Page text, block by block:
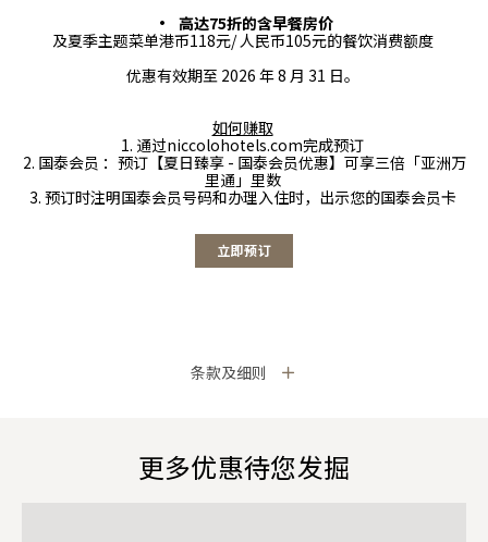
• 高达75折的含早餐房价
及夏季主题菜单港币118元/ 人民币105元的餐饮消费额度
优惠有效期至 2026 年 8 月 31 日。
如何赚取
1. 通过niccolohotels.com完成预订
2. 国泰会员 ：预订【夏日臻享 - 国泰会员优惠】可享三倍「亚洲万
里通」里数
3. 预订时注明国泰会员号码和办理入住时，出示您的国泰会员卡
立即预订
条款及细则
更多优惠待您发掘